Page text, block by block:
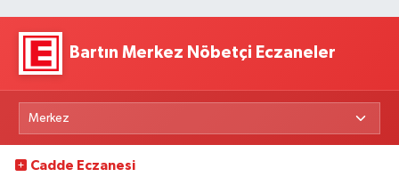
Bartın Merkez Nöbetçi Eczaneler
Cadde Eczanesi